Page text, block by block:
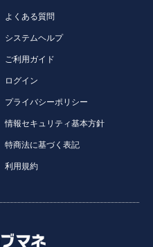
よくある質問
システムヘルプ
ご利用ガイド
ログイン
プライバシーポリシー
情報セキュリティ基本方針
特商法に基づく表記
利用規約